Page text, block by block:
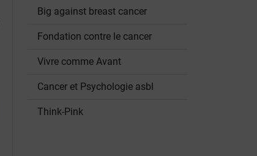
Big against breast cancer
Fondation contre le cancer
Vivre comme Avant
Cancer et Psychologie asbl
Think-Pink